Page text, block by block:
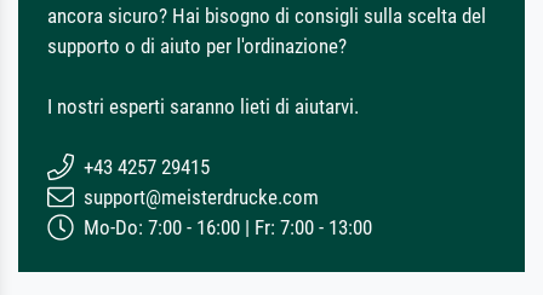
ancora sicuro? Hai bisogno di consigli sulla scelta del
supporto o di aiuto per l'ordinazione?
I nostri esperti saranno lieti di aiutarvi.
+43 4257 29415
support@meisterdrucke.com
Mo-Do: 7:00 - 16:00 | Fr: 7:00 - 13:00